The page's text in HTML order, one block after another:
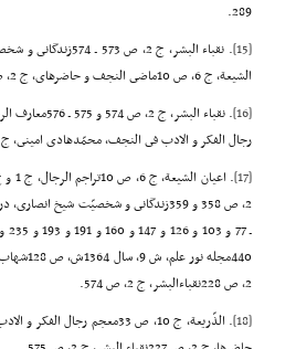
289.
[15]
الشیعة، ج 6، ص 10ماضى النجف و حاضرهاى، ج 2، ص 280.
[16]
رجال الفکر و الادب فى النجف، محمّدهادى امینى، ج 2، ص 518زندگانى و شخصیّت شیخ انصارى، ص 289.
[17]
2، ص 228نقباءالبشر، ج 2، ص 574.
[18]